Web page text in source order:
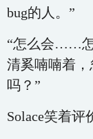
bug的人。”
“怎么会……怎
清奚喃喃着
吗？”
Solace笑着评